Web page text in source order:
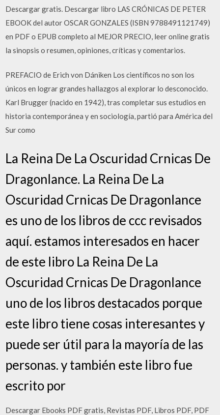
Descargar gratis. Descargar libro LAS CRÓNICAS DE PETER
EBOOK del autor OSCAR GONZALES (ISBN 9788491121749)
en PDF o EPUB completo al MEJOR PRECIO, leer online gratis
la sinopsis o resumen, opiniones, críticas y comentarios.
PREFACIO de Erich von Dániken Los científicos no son los
únicos en lograr grandes hallazgos al explorar lo desconocido.
Karl Brugger (nacido en 1942), tras completar sus estudios en
historia contemporánea y en sociología, partió para América del
Sur como
La Reina De La Oscuridad Crnicas De
Dragonlance. La Reina De La
Oscuridad Crnicas De Dragonlance
es uno de los libros de ccc revisados
aquí. estamos interesados en hacer
de este libro La Reina De La
Oscuridad Crnicas De Dragonlance
uno de los libros destacados porque
este libro tiene cosas interesantes y
puede ser útil para la mayoría de las
personas. y también este libro fue
escrito por
Descargar Ebooks PDF gratis, Revistas PDF, Libros PDF, PDF